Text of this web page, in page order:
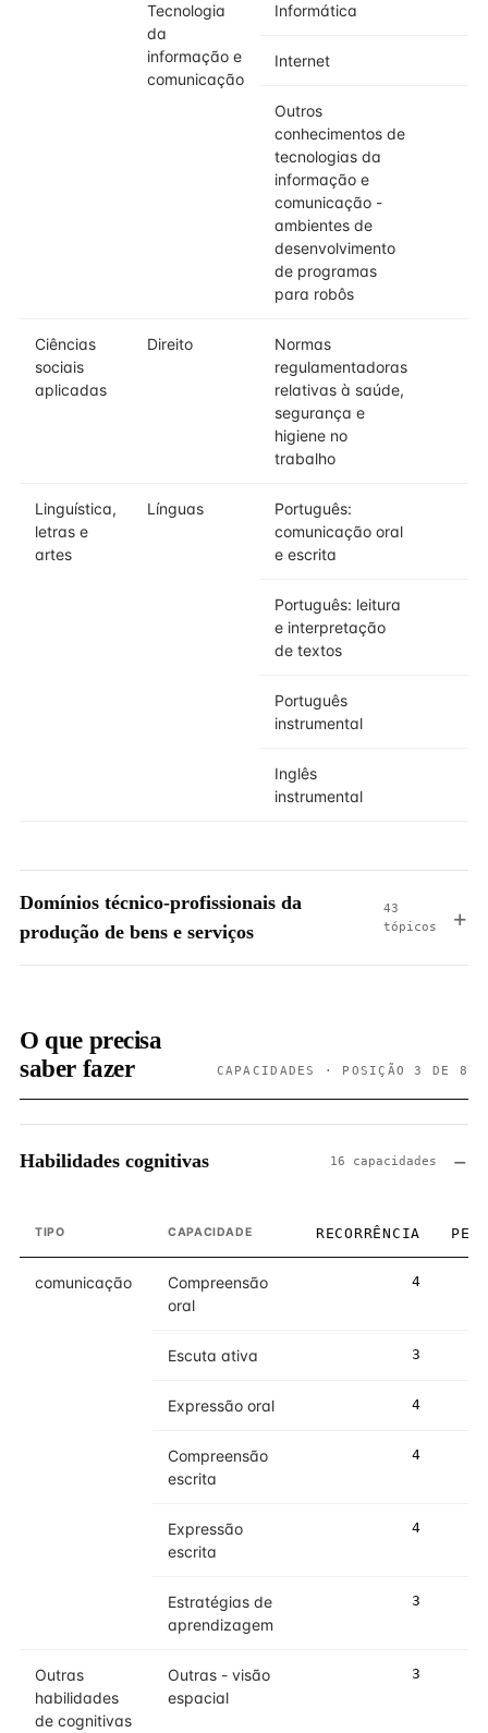
Tecnologia
da
informação e
comunicação
Informática
Internet
Outros
conhecimentos de
tecnologias da
informação e
comunicação -
ambientes de
desenvolvimento
de programas
para robôs
Ciências
sociais
aplicadas
Direito
Normas
regulamentadoras
relativas à saúde,
segurança e
higiene no
trabalho
Linguística,
letras e
artes
Línguas
Português:
comunicação oral
e escrita
Português: leitura
e interpretação
de textos
Português
instrumental
Inglês
instrumental
Domínios técnico-profissionais da
produção de bens e serviços
43
tópicos
O que precisa
saber fazer
CAPACIDADES · POSIÇÃO 3 DE 8
Habilidades cognitivas 16 capacidades
TIPO CAPACIDADE RECORRÊNCIA PESO
comunicação
Compreensão
oral
4
Escuta ativa 3
Expressão oral 4
Compreensão
escrita
4
Expressão
escrita
4
Estratégias de
aprendizagem
3
Outras
habilidades
de cognitivas
Outras - visão
espacial
3